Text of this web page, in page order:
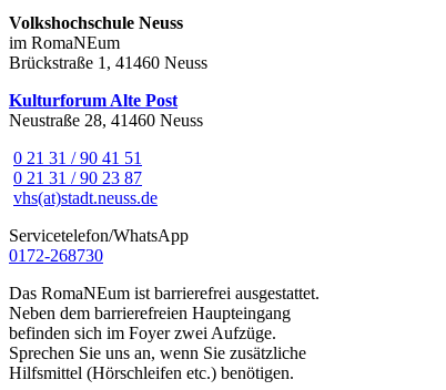
Volkshochschule Neuss
im RomaNEum
Brückstraße 1, 41460 Neuss
Kulturforum Alte Post
Neustraße 28, 41460 Neuss
0 21 31 / 90 41 51
0 21 31 / 90 23 87
vhs(at)stadt.neuss.de
Servicetelefon/WhatsApp
0172-268730
Das RomaNEum ist barrierefrei ausgestattet.
Neben dem barrierefreien Haupteingang
befinden sich im Foyer zwei Aufzüge.
Sprechen Sie uns an, wenn Sie zusätzliche
Hilfsmittel (Hörschleifen etc.) benötigen.